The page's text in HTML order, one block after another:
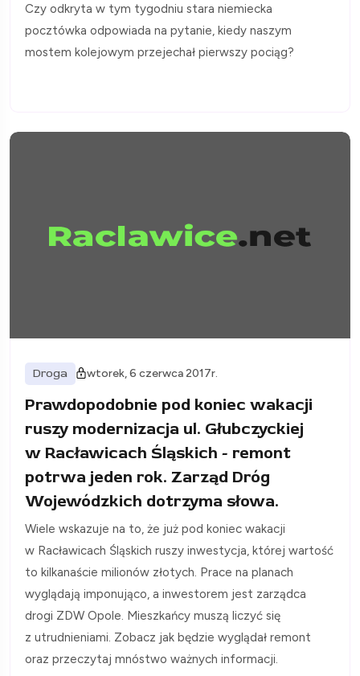
Czy odkryta w tym tygodniu stara niemiecka
pocztówka odpowiada na pytanie, kiedy naszym
mostem kolejowym przejechał pierwszy pociąg?
Droga wtorek, 6 czerwca 2017r.
Prawdopodobnie pod koniec wakacji
ruszy modernizacja ul. Głubczyckiej
w Racławicach Śląskich - remont
potrwa jeden rok. Zarząd Dróg
Wojewódzkich dotrzyma słowa.
Wiele wskazuje na to, że już pod koniec wakacji
w Racławicach Śląskich ruszy inwestycja, której wartość
to kilkanaście milionów złotych. Prace na planach
wyglądają imponująco, a inwestorem jest zarządca
drogi ZDW Opole. Mieszkańcy muszą liczyć się
z utrudnieniami. Zobacz jak będzie wyglądał remont
oraz przeczytaj mnóstwo ważnych informacji.